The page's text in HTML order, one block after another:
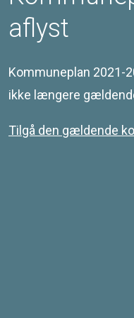
Redegørelse
aflyst
Kommuneplan 2021-
ikke længere
Tilgå den gældende